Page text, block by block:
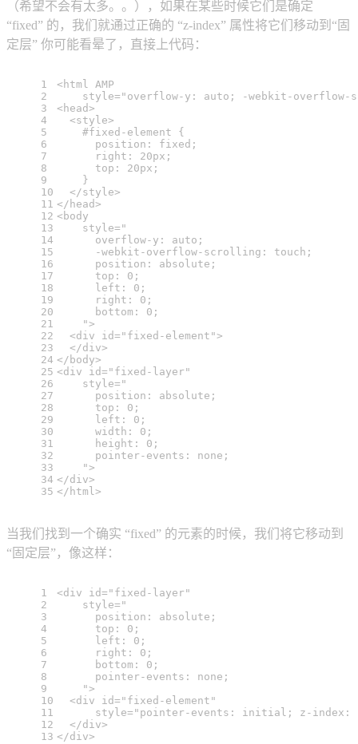
（希望不会有太多。。），如果在某些时候它们是确定
“fixed” 的，我们就通过正确的 “z-index” 属性将它们移动到“固
定层” 你可能看晕了，直接上代码：
1
2
3
4
5
6
7
8
9
10
11
12
13
14
15
16
17
18
19
20
21
22
23
24
25
26
27
28
29
30
31
32
33
34
35
< html AMP
style= "overflow-y: auto; -webkit-
< head>
<style>
#fixed-element {
position : fixed;
right : 20px ;
top : 20px ;
    }
</style>
</ head>
< body
style= "
      overflow-y: auto;
      -webkit-overflow-scrolling: touch;
      position: absolute;
      top: 0;
      left: 0;
      right: 0;
      bottom: 0;
    "
>
<div id= "fixed-element">
</div>
</ body>
<div id= "fixed-layer"
style= "
      position: absolute;
      top: 0;
      left: 0;
      width: 0;
      height: 0;
      pointer-events: none;
    "
>
</div>
</ html>
当我们找到一个确实 “fixed” 的元素的时候，我们将它移动到
“固定层”，像这样：
1
2
3
4
5
6
7
8
9
10
11
12
13
<div id= "fixed-layer"
style= "
      position: absolute;
      top: 0;
      left: 0;
      right: 0;
      bottom: 0;
      pointer-events: none;
    "
>
<div id= "fixed-element"
style= "pointer-events: initial; z-index:
</div>
</div>